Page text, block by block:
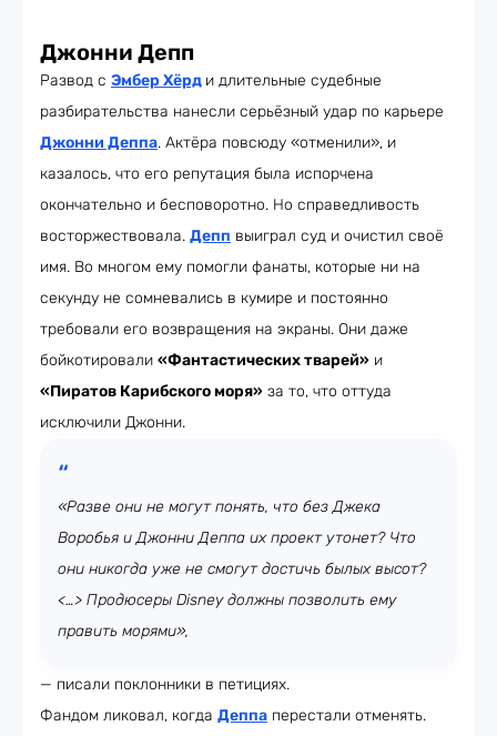
Джонни Депп
Развод с Эмбер Хёрд и длительные судебные
разбирательства нанесли серьёзный удар по карьере
Джонни Деппа. Актёра повсюду «отменили», и
казалось, что его репутация была испорчена
окончательно и бесповоротно. Но справедливость
восторжествовала. Депп выиграл суд и очистил своё
имя. Во многом ему помогли фанаты, которые ни на
секунду не сомневались в кумире и постоянно
требовали его возвращения на экраны. Они даже
бойкотировали «Фантастических тварей» и
«Пиратов Карибского моря» за то, что оттуда
исключили Джонни.
«Разве они не могут понять, что без Джека
Воробья и Джонни Деппа их проект утонет? Что
они никогда уже не смогут достичь былых высот?
<…> Продюсеры Disney должны позволить ему
править морями»,
— писали поклонники в петициях.
Фандом ликовал, когда Деппа перестали отменять.